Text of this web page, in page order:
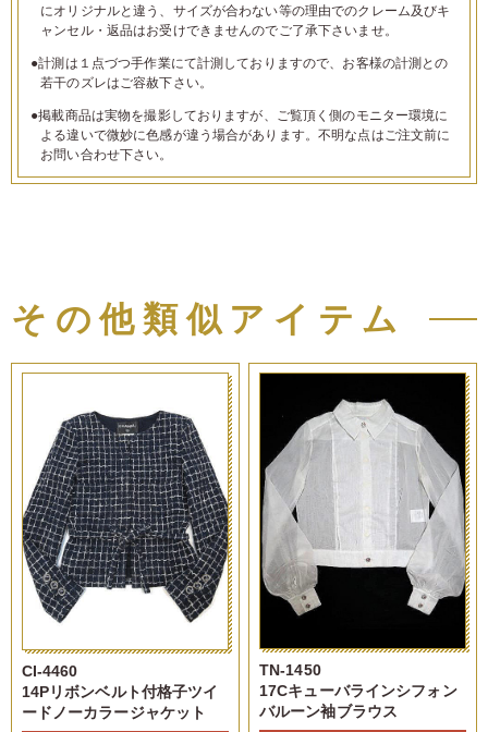
にオリジナルと違う、サイズが合わない等の理由でのクレーム及びキ
ャンセル・返品はお受けできませんのでご了承下さいませ。
●計測は１点づつ手作業にて計測しておりますので、お客様の計測との
若干のズレはご容赦下さい。
●掲載商品は実物を撮影しておりますが、ご覧頂く側のモニター環境に
よる違いで微妙に色感が違う場合があります。不明な点はご注文前に
お問い合わせ下さい。
その他類似アイテム
CI-4460
14Pリボンベルト付格子ツイ
ードノーカラージャケット
TN-1450
17Cキューバラインシフォン
バルーン袖ブラウス